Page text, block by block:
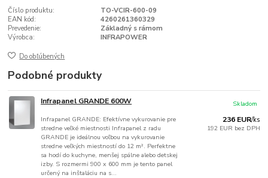
Číslo produktu:
TO-VCIR-600-09
EAN kód:
4260261360329
Prevedenie:
Základný s rámom
Výrobca:
INFRAPOWER
Do obľúbených
Podobné produkty
Infrapanel GRANDE 600W
Infrapanel GRANDE: Efektívne vykurovanie pre
stredne veľké miestnosti Infrapanel z radu
GRANDE je ideálnou voľbou na vykurovanie
stredne veľkých miestností do 12 m². Perfektne
sa hodí do kuchyne, menšej spálne alebo detskej
izby. S rozmermi 900 x 600 mm je tento panel
určený na inštaláciu na s...
236 EUR/ks
192 EUR bez DPH
Skladom